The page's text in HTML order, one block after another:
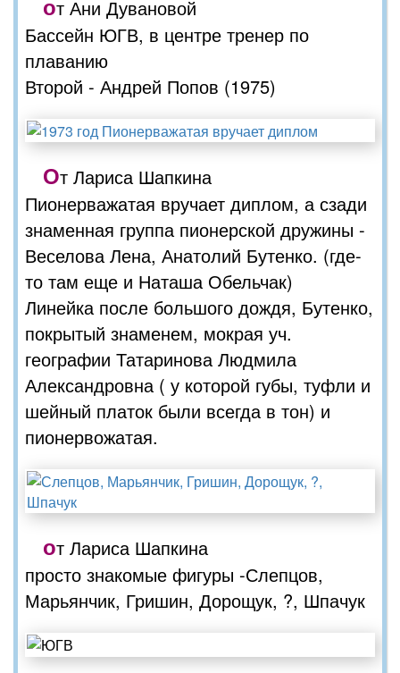
от Ани Дувановой
Бассейн ЮГВ, в центре тренер по
плаванию
Второй - Андрей Попов (1975)
От Лариса Шапкина
Пионерважатая вручает диплом, а сзади
знаменная группа пионерской дружины -
Веселова Лена, Анатолий Бутенко. (где-
то там еще и Наташа Обельчак)
Линейка после большого дождя, Бутенко,
покрытый знаменем, мокрая уч.
географии Татаринова Людмила
Александровна ( у которой губы, туфли и
шейный платок были всегда в тон) и
пионервожатая.
от Лариса Шапкина
просто знакомые фигуры -Слепцов,
Марьянчик, Гришин, Дорощук, ?, Шпачук